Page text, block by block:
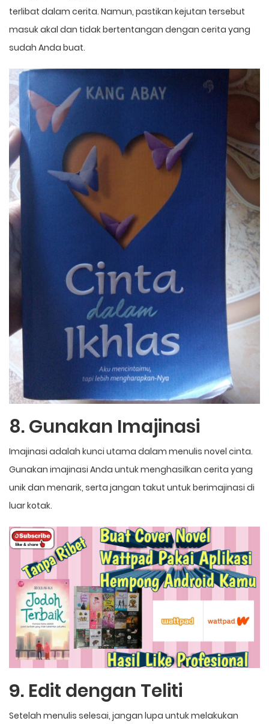
terlibat dalam cerita. Namun, pastikan kejutan tersebut
masuk akal dan tidak bertentangan dengan cerita yang
sudah Anda buat.
8. Gunakan Imajinasi
Imajinasi adalah kunci utama dalam menulis novel cinta.
Gunakan imajinasi Anda untuk menghasilkan cerita yang
unik dan menarik, serta jangan takut untuk berimajinasi di
luar kotak.
9. Edit dengan Teliti
Setelah menulis selesai, jangan lupa untuk melakukan